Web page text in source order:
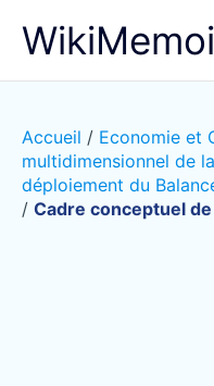
Accueil / Economie et
multidimensionnel de
déploiement du
/ Cadre conceptuel